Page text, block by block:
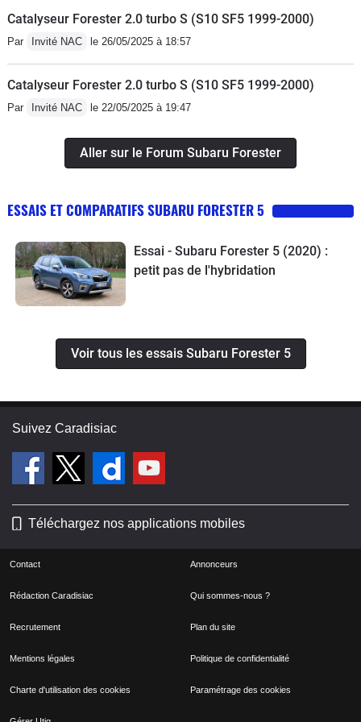
rêve!Aucun problème jusqu'ici.
Catalyseur Forester 2.0 turbo S (S10 SF5 1999-2000)
Par Invité NAC le 26/05/2025 à 18:57
Catalyseur Forester 2.0 turbo S (S10 SF5 1999-2000)
Par Invité NAC le 22/05/2025 à 19:47
Aller sur le Forum Subaru Forester
ESSAIS ET COMPARATIFS SUBARU FORESTER 5
Essai - Subaru Forester 5 (2020) :
petit pas de l'hybridation
Voir tous les essais Subaru Forester 5
Suivez Caradisiac
Téléchargez nos applications mobiles
Contact Annonceurs
Rédaction Caradisiac Qui sommes-nous ?
Recrutement Plan du site
Mentions légales Politique de confidentialité
Charte d'utilisation des cookies Paramétrage des cookies